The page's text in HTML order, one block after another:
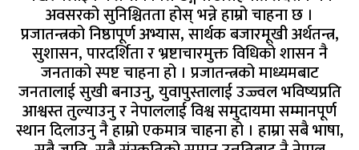
अवसरको सुनिश्चितता होस् भन्ने हाम्रो चाहना छ ।
प्रजातन्त्रको निष्ठापूर्ण अभ्यास, सार्थक बजारमूखी अर्थतन्त्र,
सुशासन, पारदर्शिता र भ्रष्टाचारमुक्त विधिको शासन नै
जनताको स्पष्ट चाहना हो । प्रजातन्त्रको माध्यमबाट
जनतालाई सुखी बनाउनु, युवापुस्तालाई उज्ज्वल भविष्यप्रति
आश्वस्त तुल्याउनु र नेपाललाई विश्व समुदायमा सम्मानपूर्ण
स्थान दिलाउनु नै हाम्रो एकमात्र चाहना हो । हाम्रा सबै भाषा,